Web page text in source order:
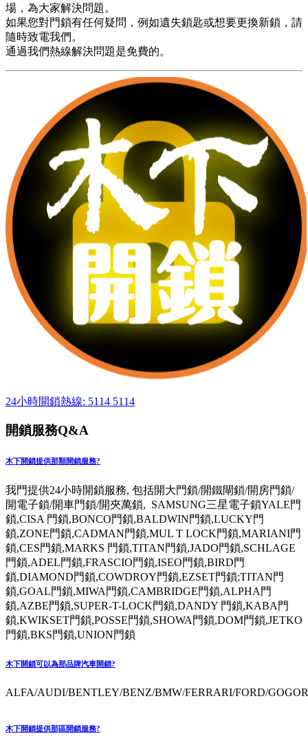
場，為大家解決問題。
如果您對門鎖有任何疑問，例如遺失鎖匙或想要更換新鎖，請
隨時致電我們。
通過我們熱線解決問題是免費的。
24小時開鎖熱線: 5114 5114
開鎖服務Q&A
木下開鎖提供那類開鎖服務?
我門提供24小時開鎖服務, 包括開大門鎖/開鐵閘鎖/開房門鎖/
開電子鎖/開車門鎖/開夾萬鎖, SAMSUNG三星電子鎖YALE門
鎖,CISA 門鎖,BONCO門鎖,BALDWIN門鎖,LUCKY門
鎖,ZONE門鎖,CADMAN門鎖,MUL T LOCK門鎖,MARIANI門
鎖,CES門鎖,MARKS 門鎖,TITAN門鎖,JADO門鎖,SCHLAGE
門鎖,ADEL門鎖,FRASCIO門鎖,ISEO門鎖,BIRD門
鎖,DIAMOND門鎖,COWDROY門鎖,EZSET門鎖;TITAN門
鎖,GOAL門鎖,MIWA門鎖,CAMBRIDGE門鎖,ALPHA門
鎖,AZBE門鎖,SUPER-T-LOCK門鎖,DANDY 門鎖,KABA門
鎖,KWIKSET門鎖,POSSE門鎖,SHOWA門鎖,DOM門鎖,JETKO
門鎖,BKS門鎖,UNION門鎖
木下開鎖可以為那品牌汽車開鎖?
ALFA/AUDI/BENTLEY/BENZ/BMW/FERRARI/FORD/
木下開鎖提供那區開鎖服務?